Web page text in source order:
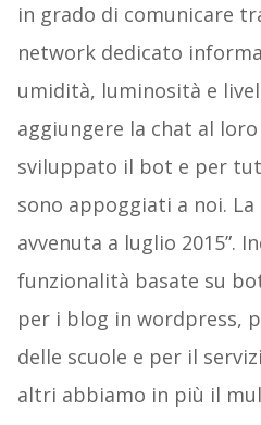
in grado di comunicare
network dedicato
umidità, luminosità e
aggiungere la chat al
sviluppato il bot e per
sono appoggiati a noi.
avvenuta a luglio 2015”.
funzionalità basate su
per i blog in wordpress,
delle scuole e per il
altri abbiamo in più il